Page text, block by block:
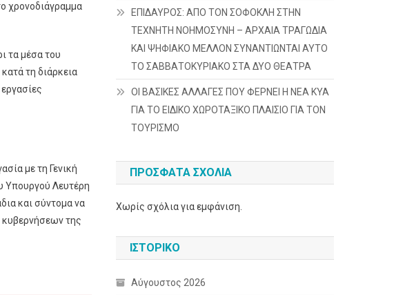
χρονοδιάγραμμα
τα μέσα του
τη διάρκεια
με τη Γενική
Υπουργού Λευτέρη
και σύντομα να
κυβερνήσεων της
ΕΠΙΔΑΥΡΟΣ: ΑΠΟ ΤΟΝ ΣΟΦΟΚΛΗ ΣΤΗΝ
ΤΕΧΝΗΤΗ ΝΟΗΜΟΣΥΝΗ – ΑΡΧΑΙΑ ΤΡΑΓΩΔΙΑ
ΚΑΙ ΨΗΦΙΑΚΟ ΜΕΛΛΟΝ ΣΥΝΑΝΤΙΩΝΤΑΙ ΑΥΤΟ
ΤΟ ΣΑΒΒΑΤΟΚΥΡΙΑΚΟ ΣΤΑ ΔΥΟ ΘΕΑΤΡΑ
ΟΙ ΒΑΣΙΚΕΣ ΑΛΛΑΓΕΣ ΠΟΥ ΦΕΡΝΕΙ Η ΝΕΑ ΚΥΑ
ΓΙΑ ΤΟ ΕΙΔΙΚΟ ΧΩΡΟΤΑΞΙΚΟ ΠΛΑΙΣΙΟ ΓΙΑ ΤΟΝ
ΤΟΥΡΙΣΜΟ
ΠΡΌΣΦΑΤΑ ΣΧΌΛΙΑ
Χωρίς σχόλια για εμφάνιση.
ΙΣΤΟΡΙΚΌ
Αύγουστος 2026